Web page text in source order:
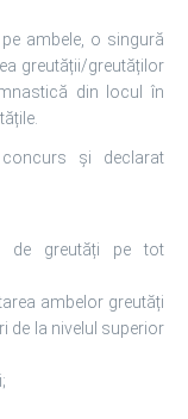
ambele, o singură
greutății/greutăților
din locul în
și declarat
de greutăți pe tot
ambelor greutăți
de la nivelul superior